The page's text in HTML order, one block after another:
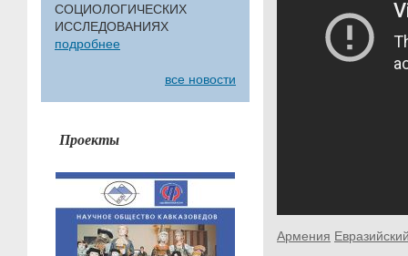
СОЦИОЛОГИЧЕСКИХ
ИССЛЕДОВАНИЯХ
подробнее
все новости
Проекты
Армения